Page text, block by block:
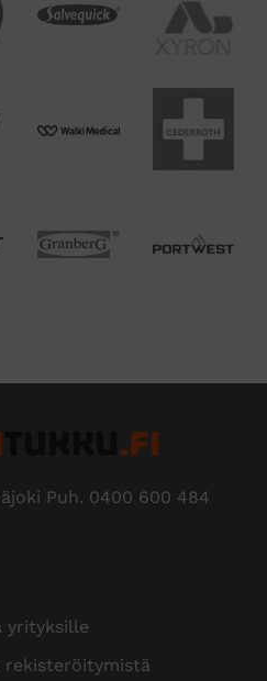
Puh. 0400 600 484
yrityksille
rekisteröitymistä